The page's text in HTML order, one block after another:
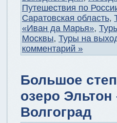
Путешествия по
Саратовская область,
«Иван да Марья»,
Москвы, Туры на
комментарий »
Большое
озеро Эльтон
Волгоград